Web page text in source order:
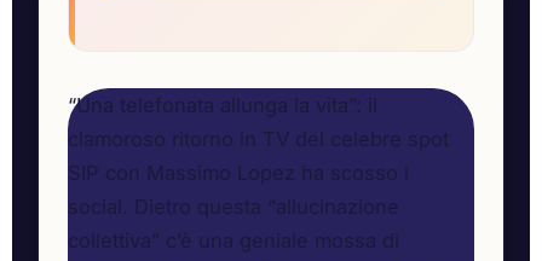
“Una telefonata allunga la vita”: il
clamoroso ritorno in TV del celebre spot
SIP con Massimo Lopez ha scosso i
social. Dietro questa “allucinazione
collettiva” c’è una geniale mossa di